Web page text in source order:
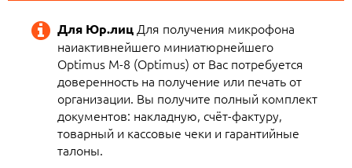
Для Юр.лицДля получения микрофона
наиактивнейшего миниатюрнейшего
Optimus M-8 (Optimus) от Вас потребуется
доверенность на получение или печать от
организации. Вы получите полный комплект
документов: накладную, счёт-фактуру,
товарный и кассовые чеки и гарантийные
талоны.